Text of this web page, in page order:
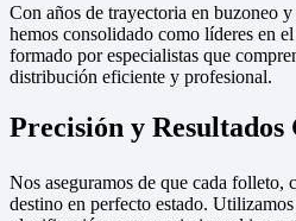
Con años de trayectoria en buzoneo
hemos consolidado como líderes en
formado por especialistas que
distribución eficiente y profesional.
Precisión y
Nos aseguramos de que cada folleto,
destino en perfecto estado.